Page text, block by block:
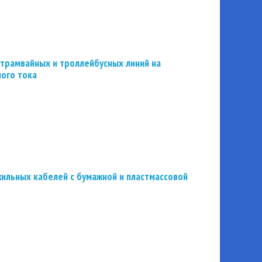
и троллейбусных линий на
тока
кабелей с бумажной и пластмассовой